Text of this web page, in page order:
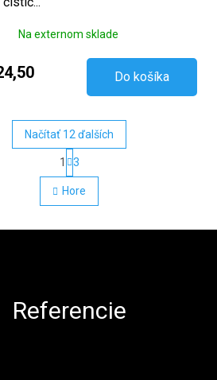
Na externom sklade
Do košíka
Ovládacie prvky výpisu
Načítať 12 ďalších
Stránkovanie
1 3
Hore
Referencie